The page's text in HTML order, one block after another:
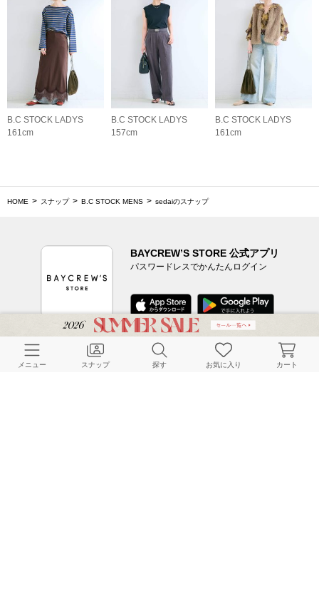
B.C STOCK LADYS
161cm
B.C STOCK LADYS
157cm
B.C STOCK LADYS
161cm
HOME スナップ B.C STOCK MENS sedaiのスナップ
BAYCREW’S STORE 公式アプリ
パスワードレスでかんたんログイン
CUSTOMER SERVICE
メニュー スナップ 探す お気に入り カート